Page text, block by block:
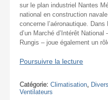
sur le plan industriel Nantes
national en construction
concerne l’aéronautique.
d’un Marché d’Intérêt
Rungis – joue également un
Poursuivre la lecture
Catégorie: Climatisation, Divers
Ventilateurs